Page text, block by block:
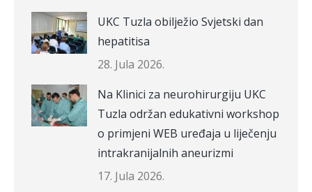
UKC Tuzla obilježio Svjetski dan
hepatitisa
28. Jula 2026.
Na Klinici za neurohirurgiju UKC
Tuzla održan edukativni workshop
o primjeni WEB uređaja u liječenju
intrakranijalnih aneurizmi
17. Jula 2026.